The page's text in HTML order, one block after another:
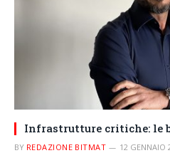
Infrastrutture critiche: le
BY REDAZIONE BITMAT 12 GENNAIO